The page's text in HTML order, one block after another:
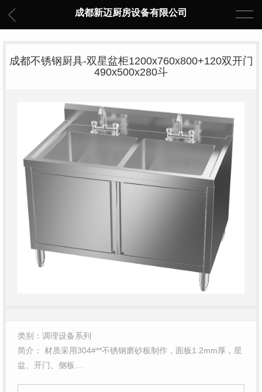
成都新迈厨房设备有限公司
成都不锈钢厨具-双星盆柜1200x760x800+120双开门
490x500x280斗
类别：调理设备系列
简介： 材质采用304#**不锈钢磨砂板制作，面板1.2mm厚，星
盆、开门、侧板…